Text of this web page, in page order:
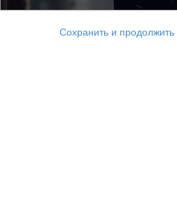
Сохранить и продолжить